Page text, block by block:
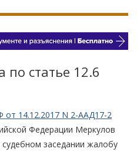
по статье 12.6
от 14.12.2017 N 2-ААД17-2
Федерации Меркулов
заседании жалобу